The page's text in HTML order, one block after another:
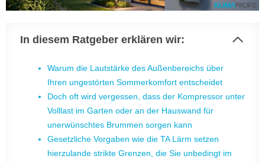
In diesem Ratgeber erklären wir:
Warum die Lautstärke des Außenbereichs über
Ihren ungestörten Sommerkomfort entscheidet
Doch oft wird vergessen, dass der Kompressor unter
Volllast im Garten oder an der Hauswand für
unerwünschtes Brummen sorgen kann
Gesetzliche Vorgaben wie die TA Lärm setzen
hierzulande strikte Grenzen, die Sie unbedingt im